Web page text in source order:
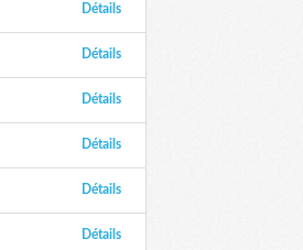
Détails
Détails
Détails
Détails
Détails
Détails